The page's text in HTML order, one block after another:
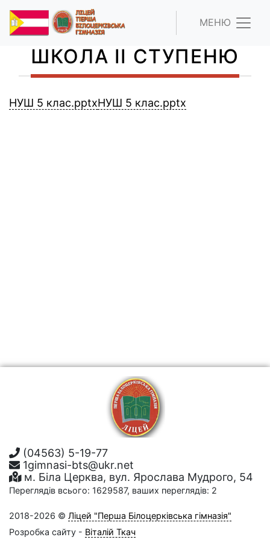
МЕНЮ
ШКОЛА ІІ СТУПЕНЮ
НУШ 5 клас.pptxНУШ 5 клас.pptx
(04563) 5-19-77
1gimnasi-bts@ukr.net
м. Біла Церква, вул. Ярослава Мудрого, 54
Переглядів всього: 1629587, ваших переглядів: 2
2018-2026 © Ліцей "Перша Білоцерківська гімназія"
Розробка сайту - Віталій Ткач